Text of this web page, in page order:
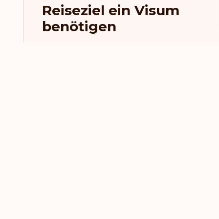
Reiseziel ein Visum
benötigen